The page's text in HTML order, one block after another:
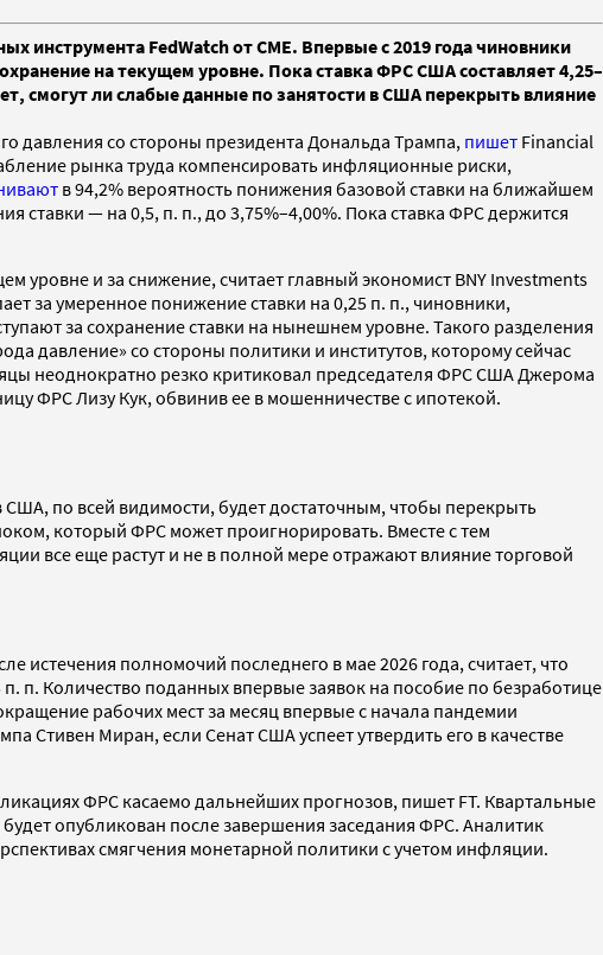
инструмента FedWatch от CME. Впервые с 2019 года чиновники
на текущем уровне. Пока ставка ФРС США составляет 4,25–
смогут ли слабые данные по занятости в США перекрыть влияние
давления со стороны президента Дональда Трампа, пишет Financial
рынка труда компенсировать инфляционные риски,
в 94,2% вероятность понижения базовой ставки на ближайшем
ставки — на 0,5, п. п., до 3,75%–4,00%. Пока ставка ФРС держится
уровне и за снижение, считает главный экономист BNY Investments
за умеренное понижение ставки на 0,25 п. п., чиновники,
за сохранение ставки на нынешнем уровне. Такого разделения
давление» со стороны политики и институтов, которому сейчас
неоднократно резко критиковал председателя ФРС США Джерома
ФРС Лизу Кук, обвинив ее в мошенничестве с ипотекой.
США, по всей видимости, будет достаточным, чтобы перекрыть
который ФРС может проигнорировать. Вместе с тем
все еще растут и не в полной мере отражают влияние торговой
истечения полномочий последнего в мае 2026 года, считает, что
п. Количество поданных впервые заявок на пособие по безработице
рабочих мест за месяц впервые с начала пандемии
Стивен Миран, если Сенат США успеет утвердить его в качестве
ФРС касаемо дальнейших прогнозов, пишет FT. Квартальные
опубликован после завершения заседания ФРС. Аналитик
смягчения монетарной политики с учетом инфляции.